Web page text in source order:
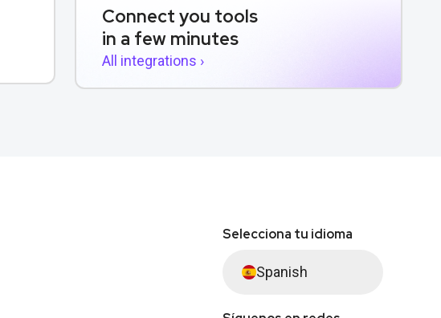
Connect you tools
in a few minutes
All integrations ›
Selecciona tu idioma
Spanish